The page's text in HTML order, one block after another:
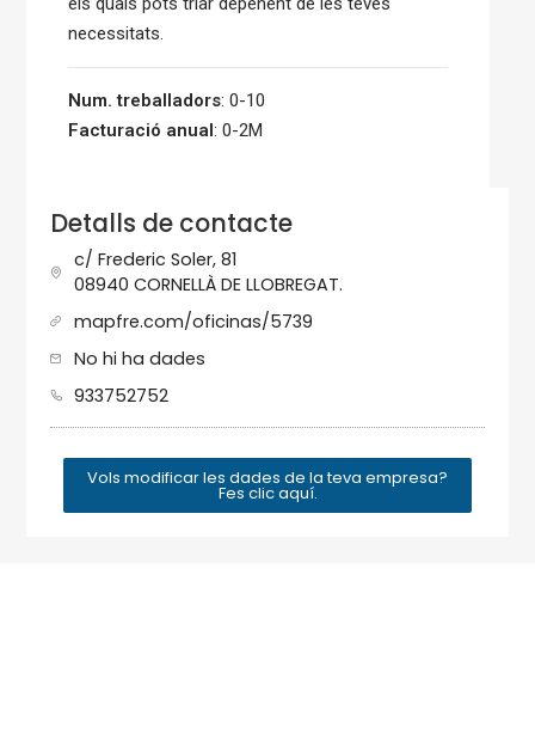
necessitats.
Num. treballadors: 0-10
Facturació anual: 0-2M
Detalls de contacte
c/ Frederic Soler, 81
08940 CORNELLÀ DE LLOBREGAT.
mapfre.com/oficinas/5739
No hi ha dades
933752752
Vols modificar les dades de la teva empresa?
Fes clic aquí.